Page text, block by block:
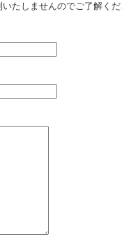
たしませんのでご了解く